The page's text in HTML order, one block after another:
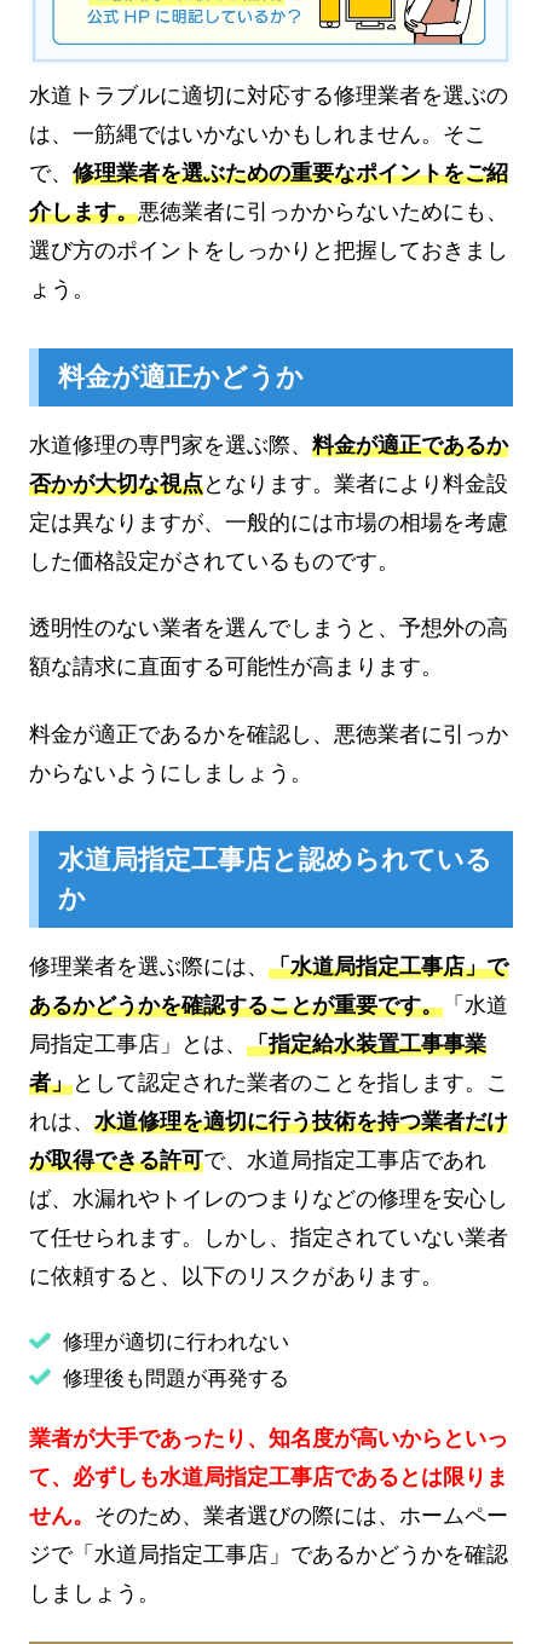
水道トラブルに適切に対応する修理業者を選ぶの
は、一筋縄ではいかないかもしれません。そこ
で、 修理業者を選ぶための重要なポイントをご紹
介します。悪徳業者に引っかからないためにも、
選び方のポイントをしっかりと把握しておきまし
ょう。
料金が適正かどうか
水道修理の専門家を選ぶ際、 料金が適正であるか
否かが大切な視点となります。業者により料金設
定は異なりますが、一般的には市場の相場を考慮
した価格設定がされているものです。
透明性のない業者を選んでしまうと、予想外の高
額な請求に直面する可能性が高まります。
料金が適正であるかを確認し、悪徳業者に引っか
からないようにしましょう。
水道局指定工事店と認められている
か
修理業者を選ぶ際には、 「水道局指定工事店」で
あるかどうかを確認することが重要です。 「水道
局指定工事店」とは、 「指定給水装置工事事業
者」として認定された業者のことを指します。こ
れは、 水道修理を適切に行う技術を持つ業者だけ
が取得できる許可で、水道局指定工事店であれ
ば、水漏れやトイレのつまりなどの修理を安心し
て任せられます。しかし、指定されていない業者
に依頼すると、以下のリスクがあります。
修理が適切に行われない
修理後も問題が再発する
業者が大手であったり、知名度が高いからといっ
て、必ずしも水道局指定工事店であるとは限りま
せん。 そのため、業者選びの際には、ホームペー
ジで「水道局指定工事店」であるかどうかを確認
しましょう。